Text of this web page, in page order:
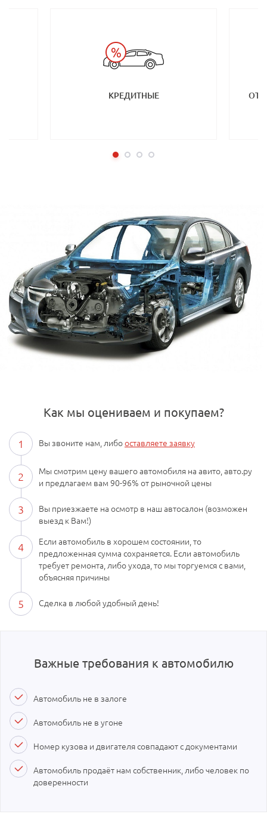
КРЕДИТНЫЕ ОТ
Как мы оцениваем и покупаем?
1 Вы звоните нам, либооставляете заявку
2
Мы смотрим цену вашего автомобиля на авито, авто.ру
и предлагаем вам 90-96% от рыночной цены
3
Вы приезжаете на осмотр в наш автосалон (возможен
выезд к Вам!)
4
Если автомобиль в хорошем состоянии, то
предложенная сумма сохраняется. Если автомобиль
требует ремонта, либо ухода, то мы торгуемся с вами,
объясняя причины
5 Сделка в любой удобный день!
Важные требования к автомобилю
Автомобиль не в залоге
Автомобиль не в угоне
Номер кузова и двигателя совпадают с документами
Автомобиль продаёт нам собственник, либо человек по
доверенности